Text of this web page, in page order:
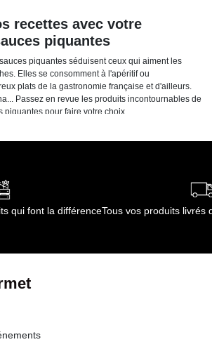
recettes avec votre
piquantes
piquantes séduisent ceux qui aiment les
Elles se consomment à l'apéritif ou
plats de la gastronomie française et d'ailleurs.
Passez en revue les produits incontournables de
piquantes pour faire votre choix.
: des produits
d'Amérique centrale ou latine, d'Asie ou encore
les fajitas, les ramens et autres pizzas con salame
depuis quelques années.
utilisations
se servir à l'apéro en dips avec des légumes,
ou des fritures. Elles peuvent relever un plat ou
qui font la différenceTous vos produits livrés